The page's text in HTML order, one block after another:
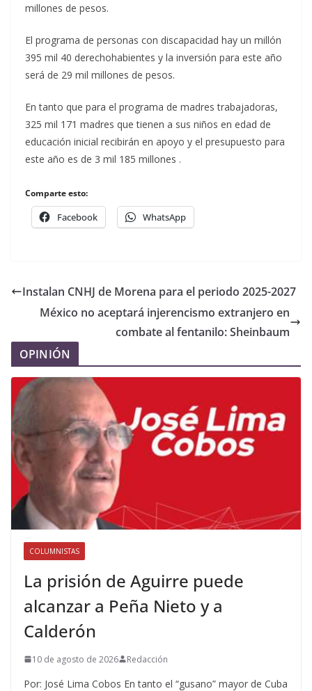
millones de pesos.
El programa de personas con discapacidad hay un millón
395 mil 40 derechohabientes y la inversión para este año
será de 29 mil millones de pesos.
En tanto que para el programa de madres trabajadoras,
325 mil 171 madres que tienen a sus niños en edad de
educación inicial recibirán en apoyo y el presupuesto para
este año es de 3 mil 185 millones .
Comparte esto:
Facebook WhatsApp
Instalan CNHJ de Morena para el periodo 2025-2027
México no aceptará injerencismo extranjero en
combate al fentanilo: Sheinbaum
OPINIÓN
COLUMNISTAS
La prisión de Aguirre puede
alcanzar a Peña Nieto y a
Calderón
10 de agosto de 2026 Redacción
Por: José Lima Cobos En tanto el “gusano” mayor de Cuba